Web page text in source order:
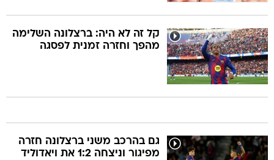
קל זה לא היה: ברצלונה השלימה
מהפך וחזרה זמנית לפסגה
גם בהרכב משני ברצלונה חזרה
מפיגור וניצחה 1:2 את ויאדוליד